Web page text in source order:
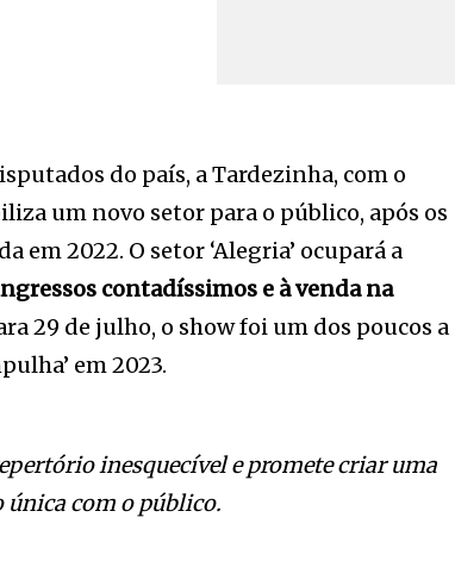
do país, a Tardezinha, com o
um novo setor para o público, após os
em 2022. O setor ‘Alegria’ ocupará a
contadíssimos e à venda na
29 de julho, o show foi um dos poucos a
em 2023.
inesquecível e promete criar uma
única com o público.